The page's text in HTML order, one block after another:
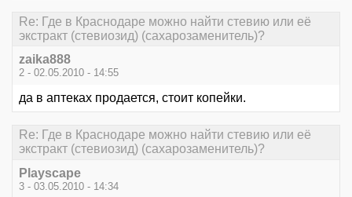
Re: Где в Краснодаре можно найти стевию или её
экстракт (стевиозид) (сахарозаменитель)?
zaika888
2 - 02.05.2010 - 14:55
да в аптеках продается, стоит копейки.
Re: Где в Краснодаре можно найти стевию или её
экстракт (стевиозид) (сахарозаменитель)?
Playscape
3 - 03.05.2010 - 14:34